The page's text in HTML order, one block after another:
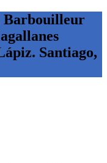
Barbouilleur
Santiago,